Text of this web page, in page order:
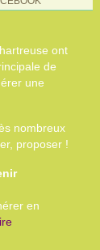
ont
de
une
nombreux
proposer !
en